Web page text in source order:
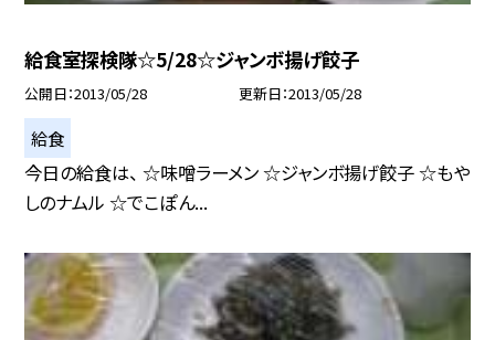
給食室探検隊☆5/28☆ジャンボ揚げ餃子
公開日 2013/05/28 更新日 2013/05/28
給食
今日の給食は、 ☆味噌ラーメン ☆ジャンボ揚げ餃子 ☆もや
しのナムル ☆でこぽん...